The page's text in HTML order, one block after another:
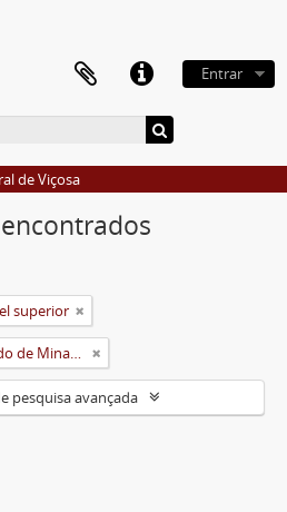
Entrar
de Viçosa
superior
Universidade Rural do Estado de Minas Gerais (Uremg)
pesquisa avançada